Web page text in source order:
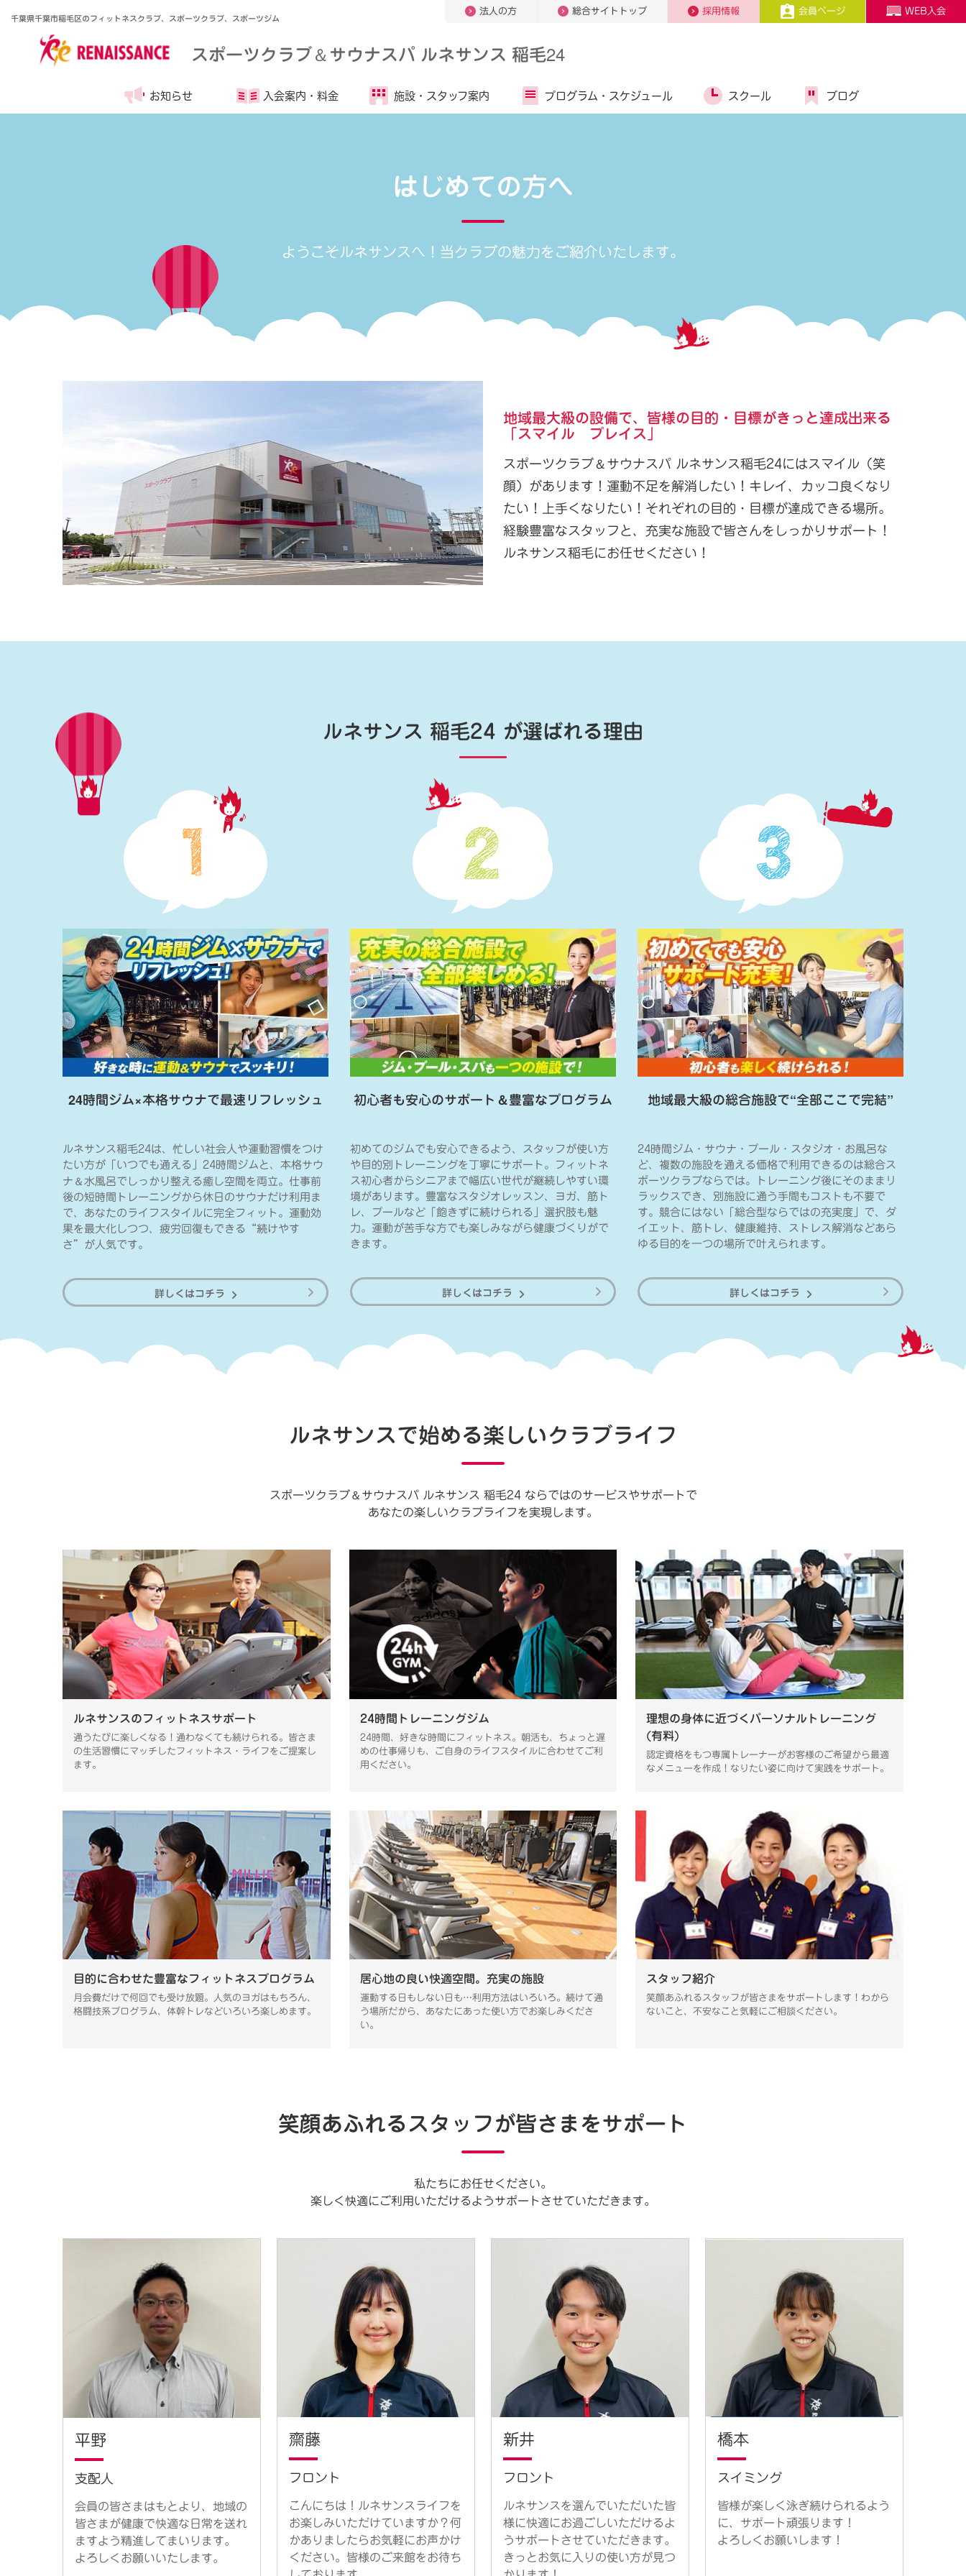
千葉県千葉市稲毛区のフィットネスクラブ、スポーツクラブ、スポーツジム
法人の方 総合サイトトップ 採用情報 会員ページ WEB入会
スポーツクラブ＆サウナスパ ルネサンス 稲毛24
お知らせ 入会案内・ 料金 施設・ スタッフ案内 プログラム・ スケジュール スクール ブログ
はじめての方へ
ようこそルネサンスへ！ 当クラブの魅力をご紹介いたします。
地域最大級の設備で、皆様の目的・目標がきっと達成出来る
「スマイル プレイス」
スポーツクラブ＆ サウナスパ ルネサンス稲毛24にはスマイル（笑
顔）があります！運動不足を解消したい！キレイ、カッコ良くなり
たい！上手くなりたい！それぞれの目的・目標が達成できる場所。
経験豊富なスタッフと、充実な施設で皆さんをしっかりサポート！
ルネサンス稲毛にお任せください！
ルネサンス 稲毛24 が選ばれる理由
24時間ジム×本格サウナで最速リフレッシュ
ルネサンス稲毛24は、忙しい社会人や運動習慣をつけ
たい方が「いつでも通える」24時間ジムと、本格サウ
ナ ＆水風呂でしっかり整える癒し空間を両立。仕事前
後の短時間トレーニングから休日のサウナだけ利用ま
で、あなたのライフスタイルに完全フィット。運動効
果を最大化しつつ、疲労回復もできる“続けやす
さ”が人気です。
詳しくはコチラ
初心者も安心のサポート ＆豊富なプログラム
初めてのジムでも安心できるよう、スタッフが使い方
や目的別トレーニングを丁寧にサポート。フィットネ
ス初心者からシニアまで幅広い世代が継続しやすい環
境があります。豊富なスタジオレッスン、ヨガ、筋ト
レ、プールなど「飽きずに続けられる」選択肢も魅
力。運動が苦手な方でも楽しみながら健康づくりがで
きます。
詳しくはコチラ
地域最大級の総合施設で“全部ここで完結”
24時間ジム・サウナ・プール・スタジオ・お風呂な
ど、複数の施設を通える価格で利用できるのは総合ス
ポーツクラブならでは。トレーニング後にそのままリ
ラックスでき、別施設に通う手間もコストも不要で
す。競合にはない「総合型ならではの充実度」で、ダ
イエット、筋トレ、健康維持、ストレス解消などあら
ゆる目的を一つの場所で叶えられます。
詳しくはコチラ
ルネサンスで始める楽しいクラブライフ
スポーツクラブ＆ サウナスパ ルネサンス 稲毛24 ならではのサービスやサポートで
あなたの楽しいクラブライフを実現します。
ルネサンスのフィットネスサポート
通うたびに楽しくなる！通わなくても続けられる。皆さま
の生活習慣にマッチしたフィットネス・ライフをご提案し
ます。
24時間トレーニングジム
24時間、好きな時間にフィットネス。朝活も、ちょっと遅
めの仕事帰りも、ご自身のライフスタイルに合わせてご利
用ください。
理想の身体に近づくパーソナルトレーニング
(有料)
認定資格をもつ専属トレーナーがお客様のご希望から最適
なメニューを作成！なりたい姿に向けて実践をサポート。
目的に合わせた豊富なフィットネスプログラム
月会費だけで何回でも受け放題。人気のヨガはもちろん、
格闘技系プログラム、体幹トレなどいろいろ楽しめます。
居心地の良い快適空間。充実の施設
運動する日もしない日も…利用方法はいろいろ。続けて通
う場所だから、あなたにあった使い方でお楽しみくださ
い。
スタッフ紹介
笑顔あふれるスタッフが皆さまをサポートします！わから
ないこと、不安なこと気軽にご相談ください。
笑顔あふれるスタッフが皆さまをサポート
私たちにお任せください。
楽しく快適にご利用いただけるようサポートさせていただきます。
平野
支配人
会員の皆さまはもとより、地域の
皆さまが健康で快適な日常を送れ
ますよう精進してまいります。
よろしくお願いいたします。
齋藤
フロント
こんにちは！ルネサンスライフを
お楽しみいただけていますか？何
かありましたらお気軽にお声かけ
ください。皆様のご来館をお待ち
新井
フロント
ルネサンスを選んでいただいた皆
様に快適にお過ごしいただけるよ
うサポートさせていただきます。
きっとお気に入りの使い方が見つ
橋本
スイミング
皆様が楽しく泳ぎ続けられるよう
に、サポート頑張ります！
よろしくお願いします！